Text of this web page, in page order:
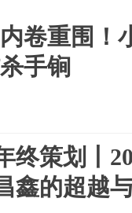
卷重围！
手锏
终策划丨
鑫的超越